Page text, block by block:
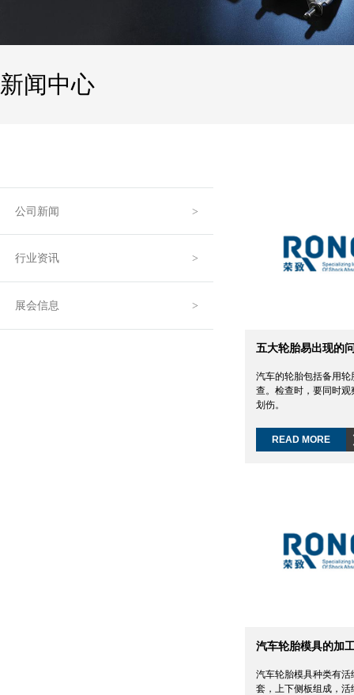
新闻中心
公司新闻
行业资讯
展会信息
五大轮胎易出现的
汽车的轮胎包括备用
查。检查时，要同时
划伤。
READ MORE
汽车轮胎模具的加
汽车轮胎模具种类有
套，上下侧板组成，